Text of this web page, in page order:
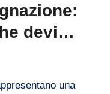
devi
una